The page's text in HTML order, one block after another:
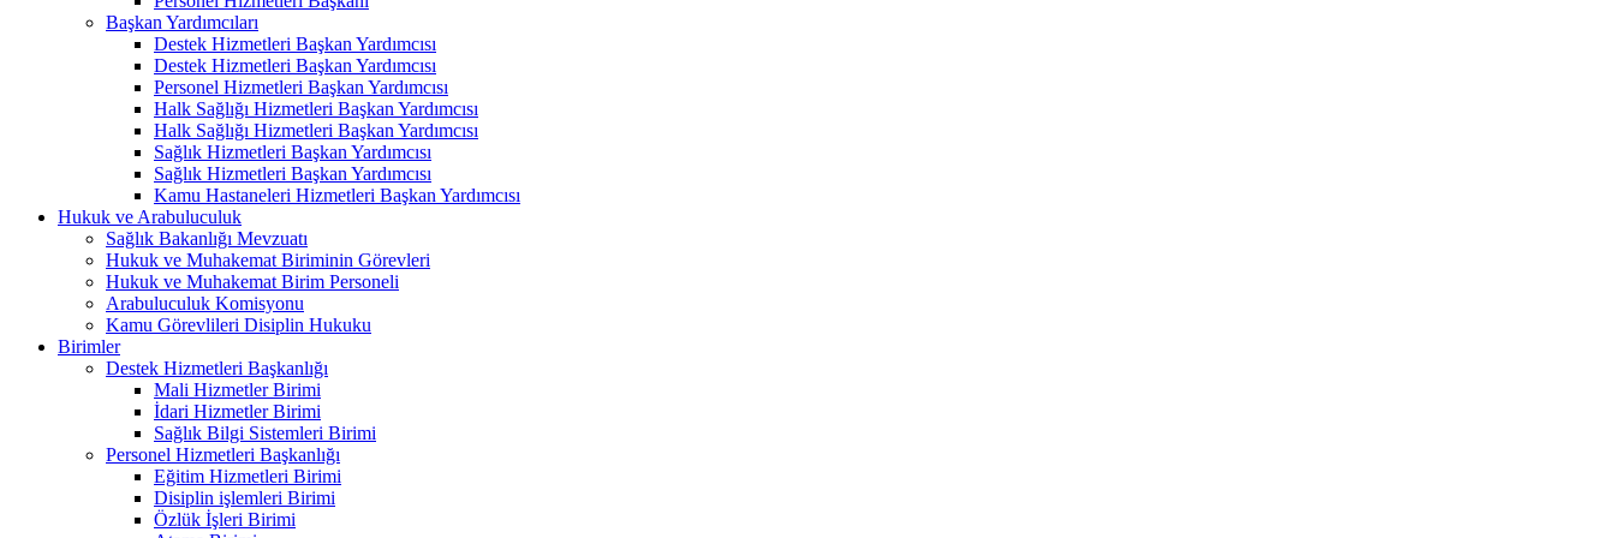
Başkan Yardımcıları
Destek Hizmetleri Başkan Yardımcısı
Destek Hizmetleri Başkan Yardımcısı
Personel Hizmetleri Başkan Yardımcısı
Halk Sağlığı Hizmetleri Başkan Yardımcısı
Halk Sağlığı Hizmetleri Başkan Yardımcısı
Sağlık Hizmetleri Başkan Yardımcısı
Sağlık Hizmetleri Başkan Yardımcısı
Kamu Hastaneleri Hizmetleri Başkan Yardımcısı
Hukuk ve Arabuluculuk
Sağlık Bakanlığı Mevzuatı
Hukuk ve Muhakemat Biriminin Görevleri
Hukuk ve Muhakemat Birim Personeli
Arabuluculuk Komisyonu
Kamu Görevlileri Disiplin Hukuku
Birimler
Destek Hizmetleri Başkanlığı
Mali Hizmetler Birimi
İdari Hizmetler Birimi
Sağlık Bilgi Sistemleri Birimi
Personel Hizmetleri Başkanlığı
Eğitim Hizmetleri Birimi
Disiplin işlemleri Birimi
Özlük İşleri Birimi